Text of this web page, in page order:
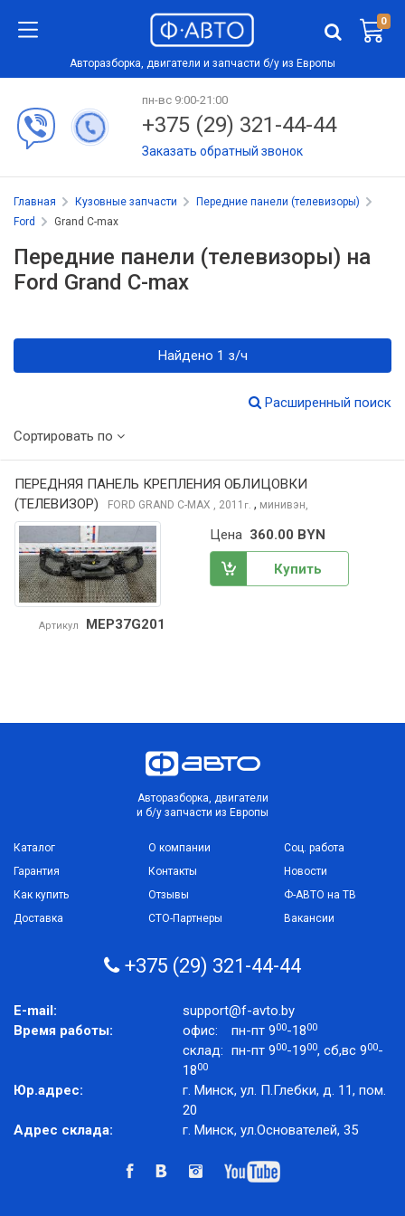
0
Авторазборка, двигатели и запчасти б/у из Европы
пн-вс 9:00-21:00
+375 (29) 321-44-44
Заказать обратный звонок
Главная Кузовные запчасти
Передние панели (телевизоры)
Ford
Grand C-max
Передние панели (телевизоры) на
Ford Grand C-max
Найдено 1 з/ч
Расширенный поиск
Сортировать по
ПЕРЕДНЯЯ ПАНЕЛЬ КРЕПЛЕНИЯ ОБЛИЦОВКИ
(ТЕЛЕВИЗОР)
FORD GRAND C-MAX , 2011 г. , минивэн,
Артикул MEP37G201
Цена 360.00 BYN
Купить
Авторазборка, двигатели
и б/у запчасти из Европы
Каталог
Гарантия
Как купить
Доставка
О компании
Контакты
Отзывы
СТО-Партнеры
Соц. работа
Новости
Ф-АВТО на ТВ
Вакансии
+375 (29) 321-44-44
E-mail:
support@f-avto.by
Время работы:
офис: пн-пт 900-1800
склад: пн-пт 900-1900, сб,вс 900-
1800
Юр.адрес:
г. Минск, ул. П.Глебки, д. 11, пом.
20
Адрес склада:
г. Минск, ул.Основателей, 35